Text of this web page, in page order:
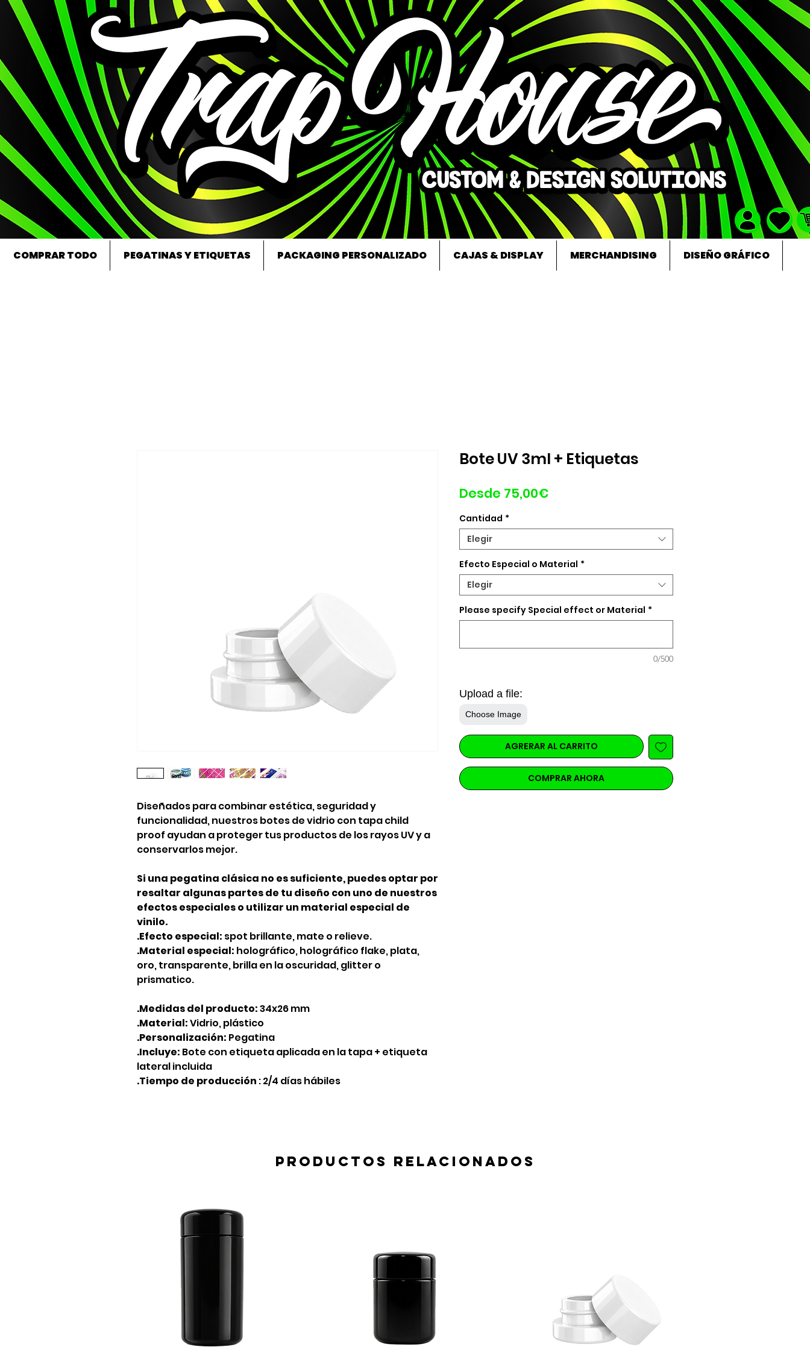
COMPRAR TODO PEGATINAS Y ETIQUETAS PACKAGING PERSONALIZADO CAJAS & DISPLAY MERCHANDISING DISEÑO GRÁFICO
Diseñados para combinar estética, seguridad y
funcionalidad, nuestros botes de vidrio con tapa child
proof ayudan a proteger tus productos de los rayos UV y a
conservarlos mejor.
Si una pegatina clásica no es suficiente, puedes optar por
resaltar algunas partes de tu diseño con uno de nuestros
efectos especiales o utilizar un material especial de
vinilo.
.Efecto especial: spot brillante, mate o relieve.
.Material especial: holográfico, holográfico flake, plata,
oro, transparente, brilla en la oscuridad, glitter o
prismatico.
.Medidas del producto:34x26 mm
.Material:Vidrio, plástico
.Personalización: Pegatina
.Incluye: Bote con etiqueta aplicada en la tapa + etiqueta
lateral incluida
.Tiempo de producción : 2/4 días hábiles
Bote UV 3ml + Etiquetas
Desde 75,00€Precio
Cantidad *
Elegir
Efecto Especial o Material *
Elegir
Please specify Special effect or Material *
0/500
Upload a file:
Choose Image
AGRERAR AL CARRITO
COMPRAR AHORA
Productos relacionados